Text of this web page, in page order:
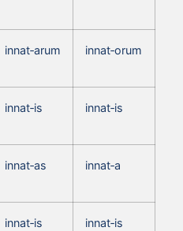
innat‑arum innat‑orum
innat‑is innat‑is
innat‑as innat‑a
innat‑is innat‑is